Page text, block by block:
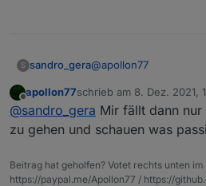
S sandro_gera@apollon77
12.22.7
Offline
apollon77schrieb am 8. Dez. 2021,
zuletzt editiert von
@sandro_gera Mir fällt dann
zu gehen und schauen was
Beitrag hat geholfen? Votet rechts unten
https://paypal.me/Apollon77 / https://